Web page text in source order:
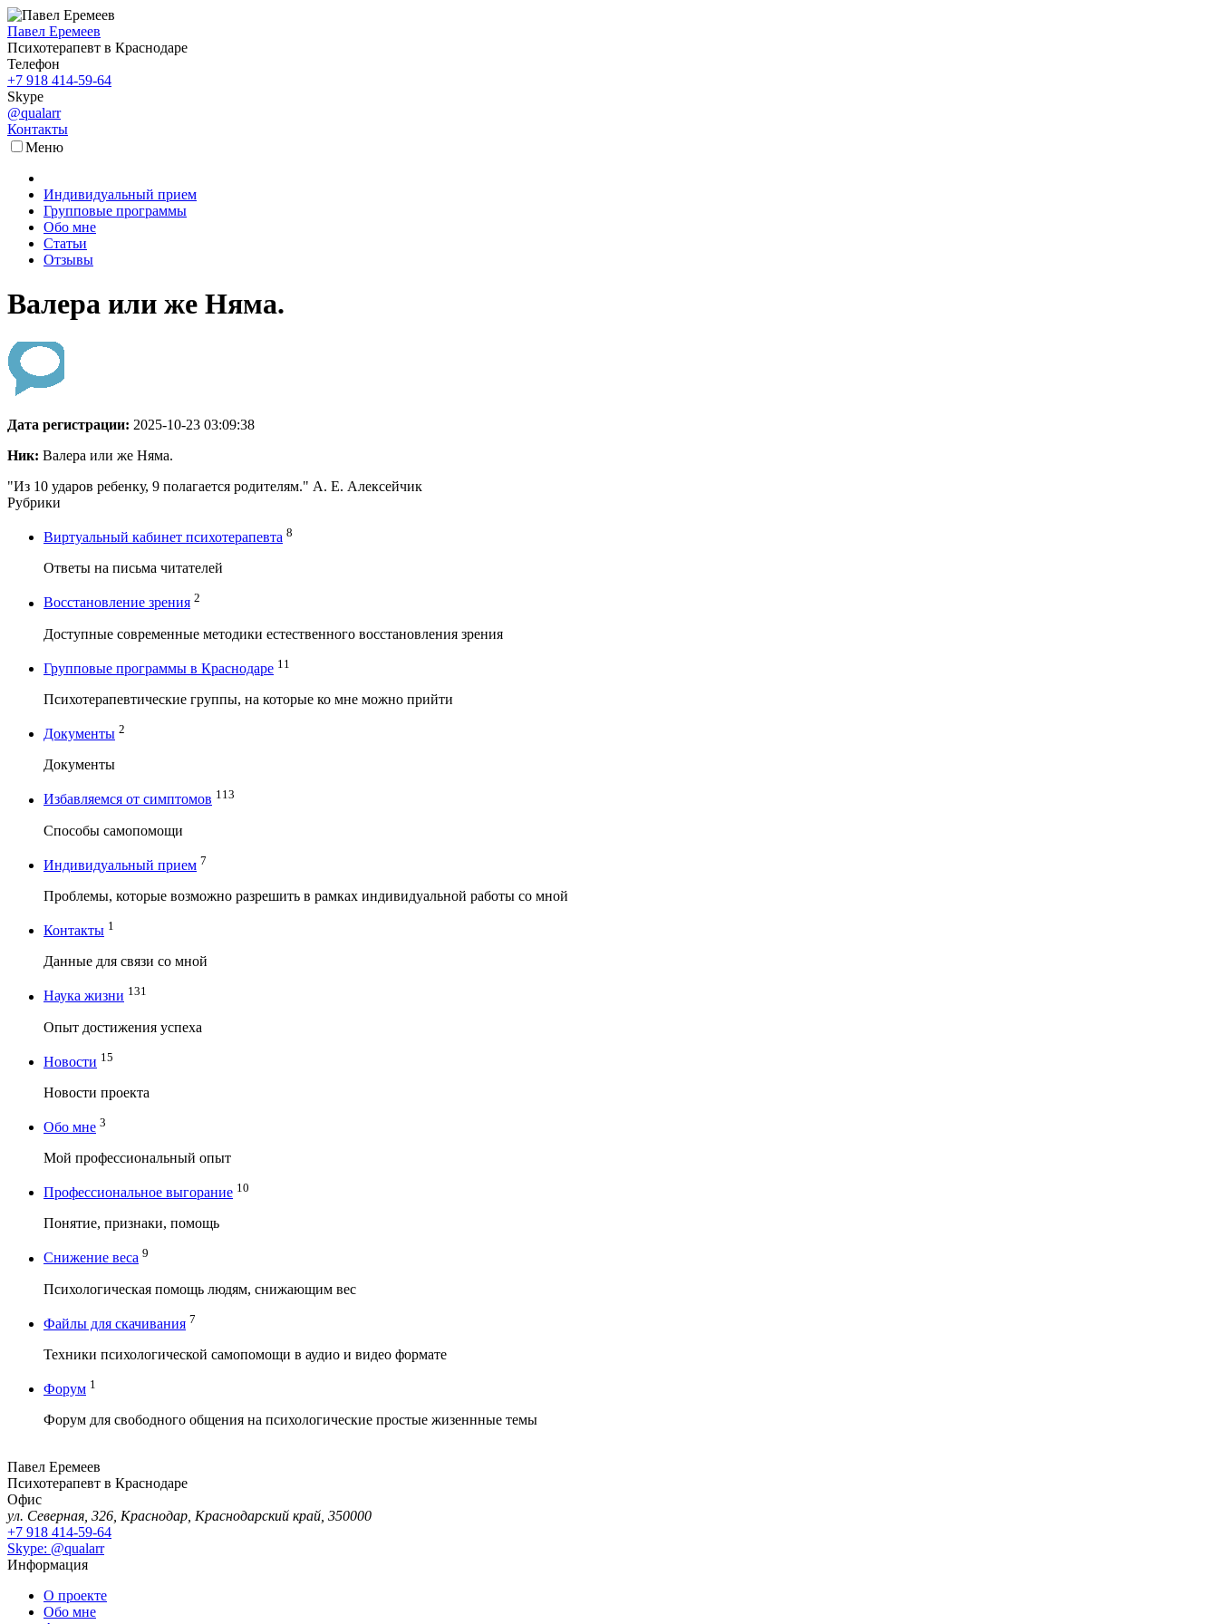
Павел Еремеев
Психотерапевт в Краснодаре
Телефон
+7 918 414-59-64
Skype
@qualarr
Контакты
Меню
Индивидуальный прием
Групповые программы
Обо мне
Статьи
Отзывы
Валера или же Няма.
Дата регистрации: 2025-10-23 03:09:38
Ник: Валера или же Няма.
"Из 10 ударов ребенку, 9 полагается родителям." А. Е. Алексейчик
Рубрики
Виртуальный кабинет психотерапевта 8
Ответы на письма читателей
Восстановление зрения 2
Доступные современные методики естественного восстановления зрения
Групповые программы в Краснодаре 11
Психотерапевтические группы, на которые ко мне можно прийти
Документы 2
Документы
Избавляемся от симптомов 113
Способы самопомощи
Индивидуальный прием 7
Проблемы, которые возможно разрешить в рамках индивидуальной работы со мной
Контакты 1
Данные для связи со мной
Наука жизни 131
Опыт достижения успеха
Новости 15
Новости проекта
Обо мне 3
Мой профессиональный опыт
Профессиональное выгорание 10
Понятие, признаки, помощь
Снижение веса 9
Психологическая помощь людям, снижающим вес
Файлы для скачивания 7
Техники психологической самопомощи в аудио и видео формате
Форум 1
Форум для свободного общения на психологические простые жизеннные темы
Павел Еремеев
Психотерапевт в Краснодаре
Офис
ул. Северная, 326, Краснодар, Краснодарский край, 350000
+7 918 414-59-64
Skype: @qualarr
Информация
О проекте
Обо мне